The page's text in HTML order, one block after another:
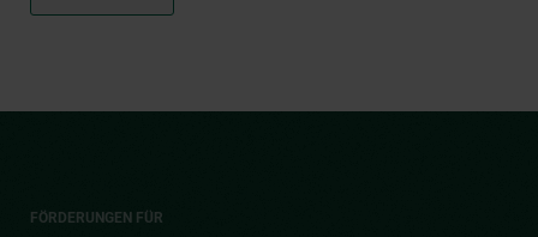
FÖRDERUNGEN FÜR